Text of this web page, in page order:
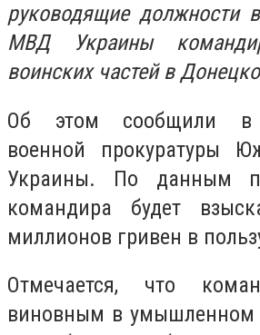
руководящие должности
МВД Украины
воинских частей в
Об этом сообщили в
военной прокуратуры
Украины. По данным
командира будет
миллионов гривен в
Отмечается, что
виновным в умышленном